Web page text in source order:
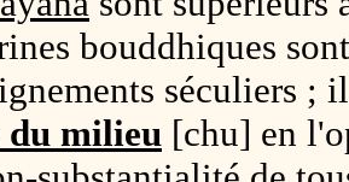
bouddhiques
séculiers ;
du milieu [chu] en